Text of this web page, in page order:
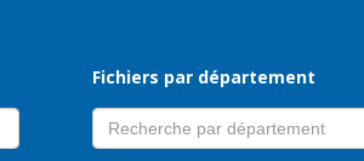
Fichiers par département